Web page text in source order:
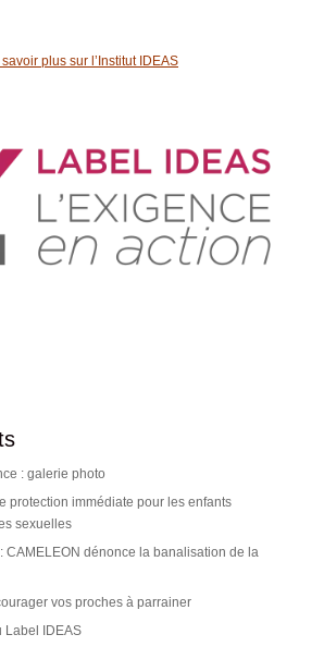
savoir plus sur l’Institut IDEAS
: galerie photo
protection immédiate pour les enfants
sexuelles
CAMELEON dénonce la banalisation de la
vos proches à parrainer
Label IDEAS